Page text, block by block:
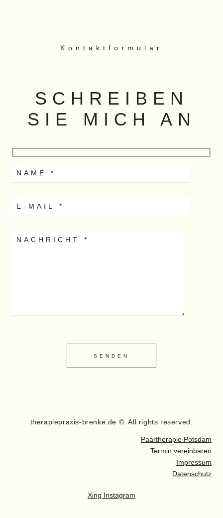
Kontaktformular
SCHREIBEN
SIE MICH AN
therapiepraxis-brenke.de ©. All rights reserved.
Paartherapie Potsdam
Termin vereinbaren
Impressum
Datenschutz
Xing Instagram